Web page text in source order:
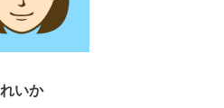
れいか